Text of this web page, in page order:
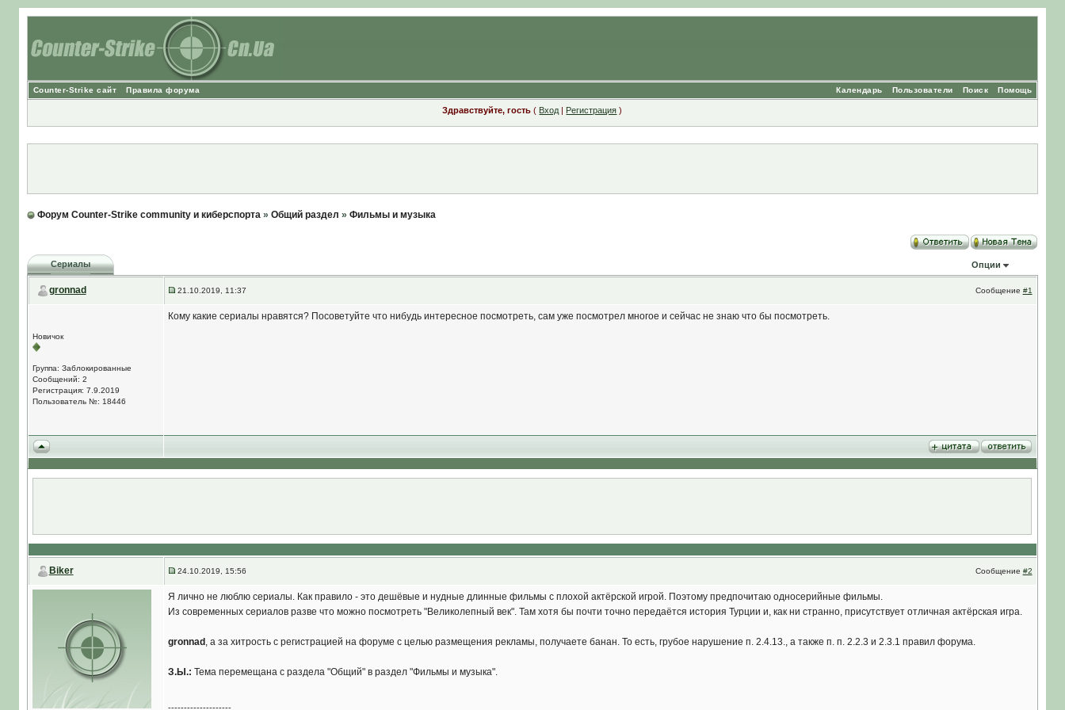
Counter-Strike сайт Правила форума Помощь
Поиск
Пользователи
Календарь
Здравствуйте, гость ( Вход | Регистрация )
Форум Counter-Strike community и киберспорта» Общий раздел » Фильмы и музыка
Сериалы Опции
gronnad 21.10.2019, 11:37 Сообщение #1
Новичок
Группа: Заблокированные
Сообщений: 2
Регистрация: 7.9.2019
Пользователь №: 18446
Кому какие сериалы нравятся? Посоветуйте что нибудь интересное посмотреть, сам уже посмотрел многое и сейчас не знаю что бы посмотреть.
Biker 24.10.2019, 15:56 Сообщение #2
Я лично не люблю сериалы. Как правило - это дешёвые и нудные длинные фильмы с плохой актёрской игрой. Поэтому предпочитаю односерийные фильмы.
Из современных сериалов разве что можно посмотреть "Великолепный век". Там хотя бы почти точно передаётся история Турции и, как ни странно, присутствует отличная актёрская игра.
gronnad , а за хитрость с регистрацией на форуме с целью размещения рекламы, получаете банан. То есть, грубое нарушение п. 2.4.13., а также п. п. 2.2.3 и 2.3.1 правил форума.
З.Ы.: Тема перемещана с раздела "Общий" в раздел "Фильмы и музыка".
--------------------